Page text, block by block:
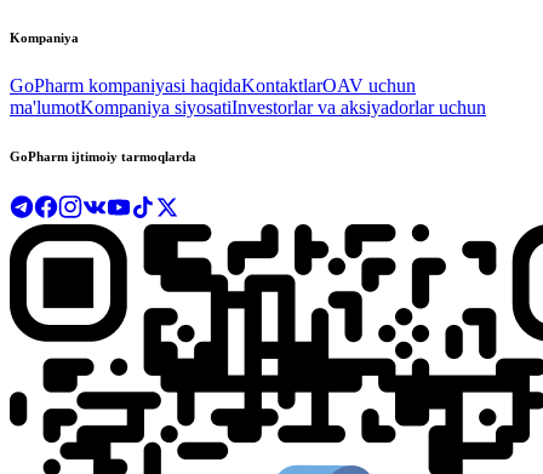
Kompaniya
GoPharm kompaniyasi haqidaKontaktlarOAV uchun
ma'lumotKompaniya siyosatiInvestorlar va aksiyadorlar uchun
GoPharm ijtimoiy tarmoqlarda